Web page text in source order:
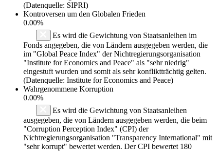
(Datenquelle: SIPRI)
Kontroversen um den Globalen Frieden
0.00%
Es wird die Gewichtung von Staatsanleihen im
Fonds angegeben, die von Ländern ausgegeben werden, die
im "Global Peace Index" der Nichtregierungsorganisation
"Institute for Economics and Peace" als "sehr niedrig"
eingestuft wurden und somit als sehr konfliktträchtig gelten.
(Datenquelle: Institute for Economics and Peace)
Wahrgenommene Korruption
0.00%
Es wird die Gewichtung von Staatsanleihen
ausgegeben, die von Ländern ausgegeben werden, die beim
"Corruption Perception Index" (CPI) der
Nichtregierungsorganisation "Transparency International" mit
"sehr korrupt" bewertet werden. Der CPI bewertet 180